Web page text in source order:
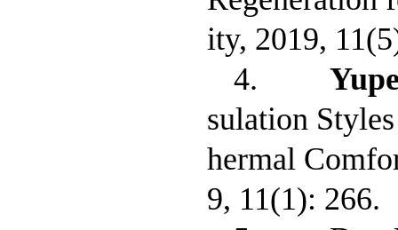
ity, 2019,
4.
sulation
hermal
9, 11(1): 266.